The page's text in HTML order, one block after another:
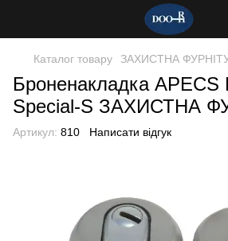
Каталог товару ЗАХИСТНА
Броненакладка APECS
Special-S ЗАХИСТНА
Артикул: 810 Написати відгук